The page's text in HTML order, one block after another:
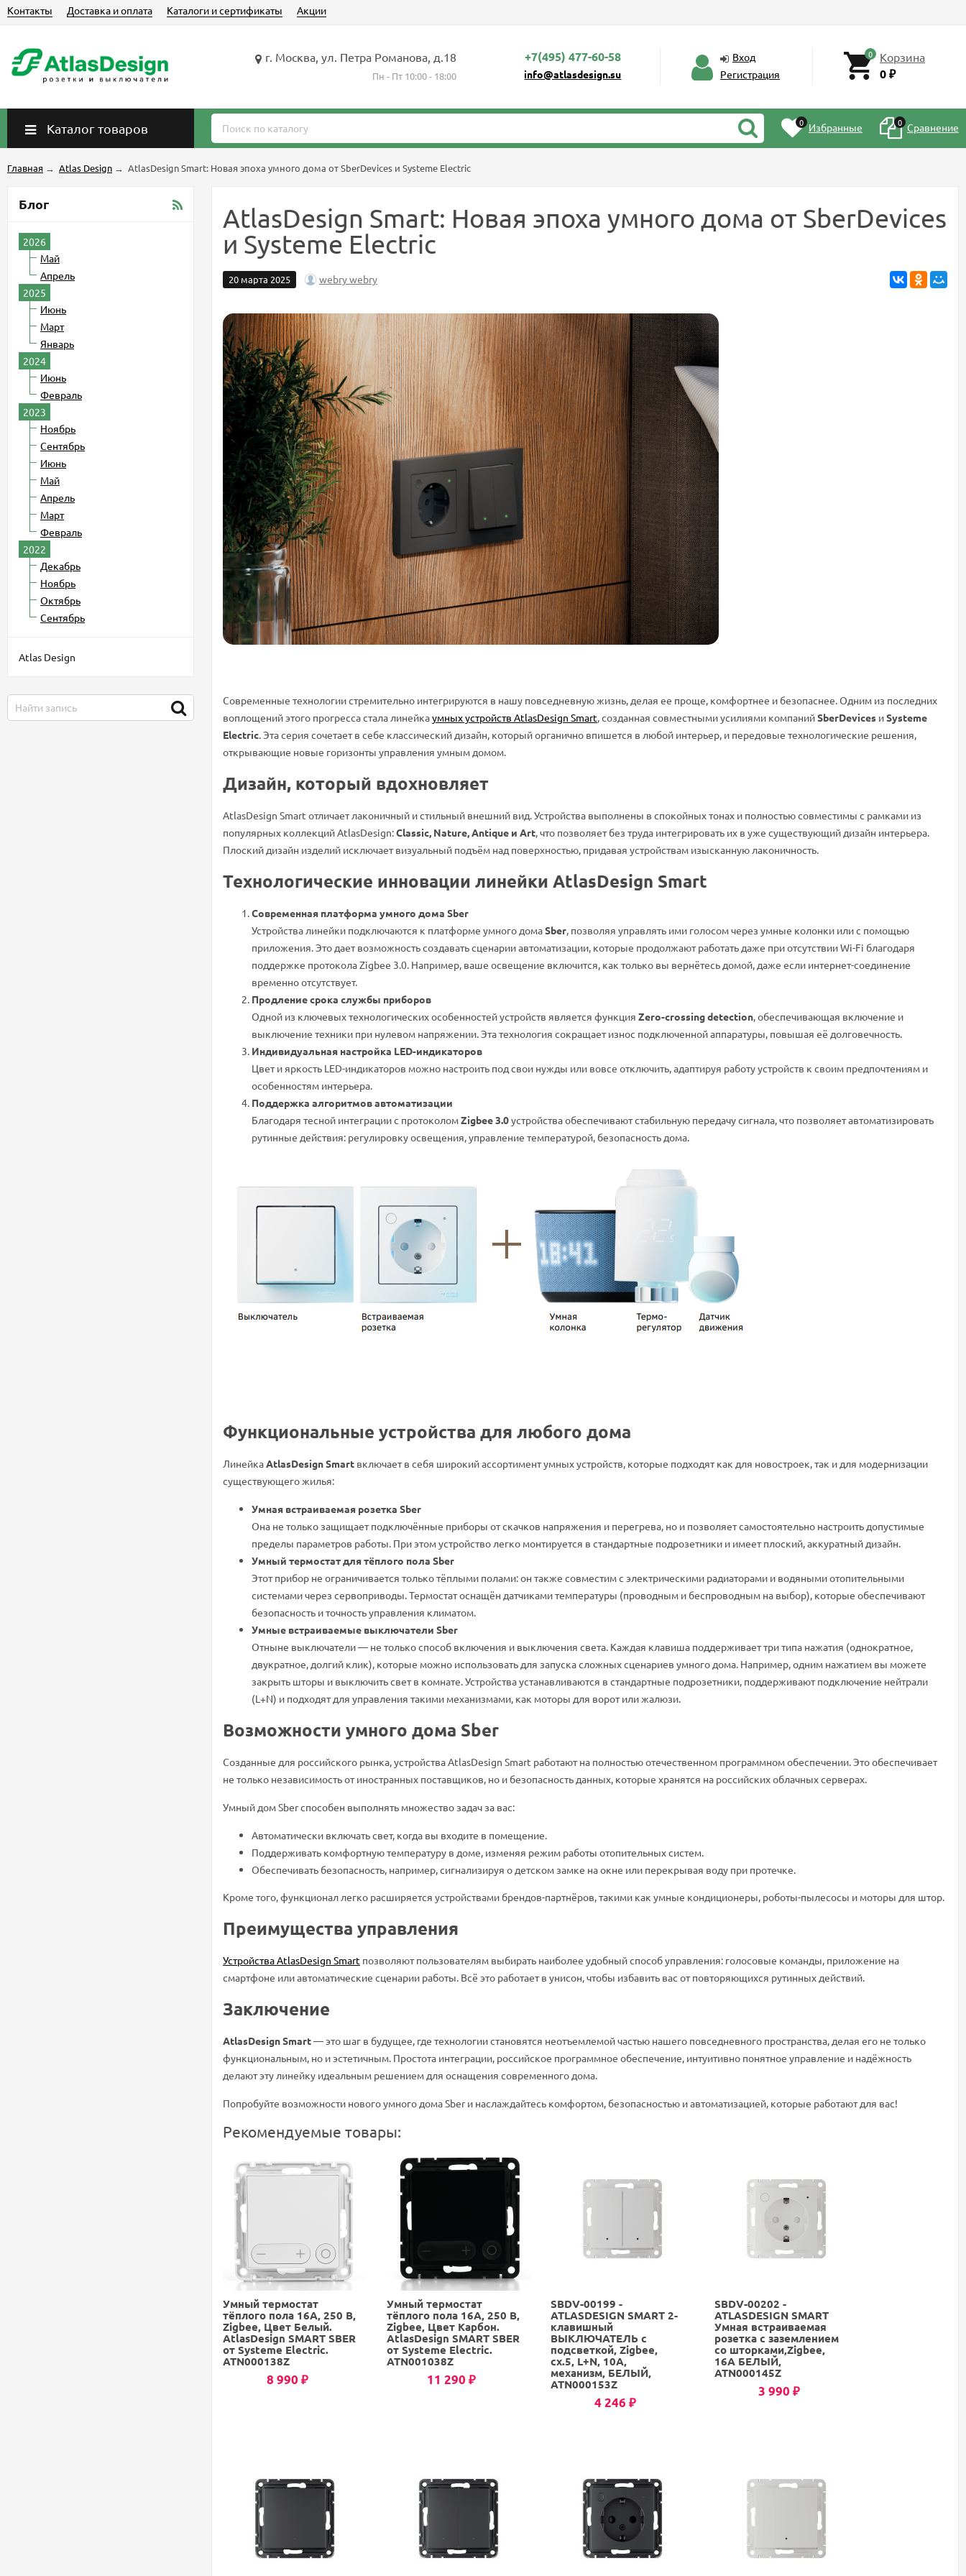
Контакты Доставка и оплата Каталоги и сертификаты Акции
г. Москва, ул. Петра Романова, д.18
Пн - Пт 10:00 - 18:00
+7(495) 477-60-58
info@atlasdesign.su
Вход
Регистрация
0 Корзина
0₽
Каталог товаров 0 Избранные 0 Сравнение
Главная → Atlas Design → AtlasDesign Smart: Новая эпоха умного дома от SberDevices и Systeme Electric
Блог
2026
Май
Апрель
2025
Июнь
Март
Январь
2024
Июнь
Февраль
2023
Ноябрь
Сентябрь
Июнь
Май
Апрель
Март
Февраль
2022
Декабрь
Ноябрь
Октябрь
Сентябрь
Atlas Design
AtlasDesign Smart: Новая эпоха умного дома от SberDevices
и Systeme Electric
20 марта 2025 webry webry
Современные технологии стремительно интегрируются в нашу повседневную жизнь, делая ее проще, комфортнее и безопаснее. Одним из последних
воплощений этого прогресса стала линейкаумных устройств AtlasDesign Smart , созданная совместными усилиями компанийSberDevices иSysteme
Electric . Эта серия сочетает в себе классический дизайн, который органично впишется в любой интерьер, и передовые технологические решения,
открывающие новые горизонты управления умным домом.
Дизайн, который вдохновляет
AtlasDesign Smart отличает лаконичный и стильный внешний вид. Устройства выполнены в спокойных тонах и полностью совместимы с рамками из
популярных коллекций AtlasDesign:Classic, Nature, Antique и Art , что позволяет без труда интегрировать их в уже существующий дизайн интерьера.
Плоский дизайн изделий исключает визуальный подъём над поверхностью, придавая устройствам изысканную лаконичность.
Технологические инновации линейки AtlasDesign Smart
Современная платформа умного дома Sber
Устройства линейки подключаются к платформе умного домаSber , позволяя управлять ими голосом через умные колонки или с помощью
приложения. Это дает возможность создавать сценарии автоматизации, которые продолжают работать даже при отсутствии Wi-Fi благодаря
поддержке протокола Zigbee 3.0. Например, ваше освещение включится, как только вы вернётесь домой, даже если интернет-соединение
временно отсутствует.
Продление срока службы приборов
Одной из ключевых технологических особенностей устройств является функция Zero-crossing detection , обеспечивающая включение и
выключение техники при нулевом напряжении. Эта технология сокращает износ подключенной аппаратуры, повышая её долговечность.
Индивидуальная настройка LED-индикаторов
Цвет и яркость LED-индикаторов можно настроить под свои нужды или вовсе отключить, адаптируя работу устройств к своим предпочтениям и
особенностям интерьера.
Поддержка алгоритмов автоматизации
Благодаря тесной интеграции с протоколомZigbee 3.0устройства обеспечивают стабильную передачу сигнала, что позволяет автоматизировать
рутинные действия: регулировку освещения, управление температурой, безопасность дома.
Функциональные устройства для любого дома
Линейка AtlasDesign Smart включает в себя широкий ассортимент умных устройств, которые подходят как для новостроек, так и для модернизации
существующего жилья:
Умная встраиваемая розетка Sber
Она не только защищает подключённые приборы от скачков напряжения и перегрева, но и позволяет самостоятельно настроить допустимые
пределы параметров работы. При этом устройство легко монтируется в стандартные подрозетники и имеет плоский, аккуратный дизайн.
Умный термостат для тёплого пола Sber
Этот прибор не ограничивается только тёплыми полами: он также совместим с электрическими радиаторами и водяными отопительными
системами через сервоприводы. Термостат оснащён датчиками температуры (проводным и беспроводным на выбор), которые обеспечивают
безопасность и точность управления климатом.
Умные встраиваемые выключатели Sber
Отныне выключатели — не только способ включения и выключения света. Каждая клавиша поддерживает три типа нажатия (однократное,
двукратное, долгий клик), которые можно использовать для запуска сложных сценариев умного дома. Например, одним нажатием вы можете
закрыть шторы и выключить свет в комнате. Устройства устанавливаются в стандартные подрозетники, поддерживают подключение нейтрали
(L+N) и подходят для управления такими механизмами, как моторы для ворот или жалюзи.
Возможности умного дома Sber
Созданные для российского рынка, устройства AtlasDesign Smart работают на полностью отечественном программном обеспечении. Это обеспечивает
не только независимость от иностранных поставщиков, но и безопасность данных, которые хранятся на российских облачных серверах.
Умный дом Sber способен выполнять множество задач за вас:
Автоматически включать свет, когда вы входите в помещение.
Поддерживать комфортную температуру в доме, изменяя режим работы отопительных систем.
Обеспечивать безопасность, например, сигнализируя о детском замке на окне или перекрывая воду при протечке.
Кроме того, функционал легко расширяется устройствами брендов-партнёров, такими как умные кондиционеры, роботы-пылесосы и моторы для штор.
Преимущества управления
Устройства AtlasDesign Smart позволяют пользователям выбирать наиболее удобный способ управления: голосовые команды, приложение на
смартфоне или автоматические сценарии работы. Всё это работает в унисон, чтобы избавить вас от повторяющихся рутинных действий.
Заключение
AtlasDesign Smart— это шаг в будущее, где технологии становятся неотъемлемой частью нашего повседневного пространства, делая его не только
функциональным, но и эстетичным. Простота интеграции, российское программное обеспечение, интуитивно понятное управление и надёжность
делают эту линейку идеальным решением для оснащения современного дома.
Попробуйте возможности нового умного дома Sber и наслаждайтесь комфортом, безопасностью и автоматизацией, которые работают для вас!
Рекомендуемые товары:
Умный термостат
тёплого пола 16А, 250 В,
Zigbee, Цвет Белый.
AtlasDesign SMART SBER
от Systeme Electric.
ATN000138Z
8 990 ₽
Умный термостат
тёплого пола 16А, 250 В,
Zigbee, Цвет Карбон.
AtlasDesign SMART SBER
от Systeme Electric.
ATN001038Z
11 290 ₽
SBDV-00199 -
ATLASDESIGN SMART 2-
клавишный
ВЫКЛЮЧАТЕЛЬ с
подсветкой, Zigbee,
сх.5, L+N, 10А,
механизм, БЕЛЫЙ,
ATN000153Z
4 246 ₽
SBDV-00202 -
ATLASDESIGN SMART
Умная встраиваемая
розетка с заземлением
со шторками,Zigbee,
16А БЕЛЫЙ,
ATN000145Z
3 990 ₽